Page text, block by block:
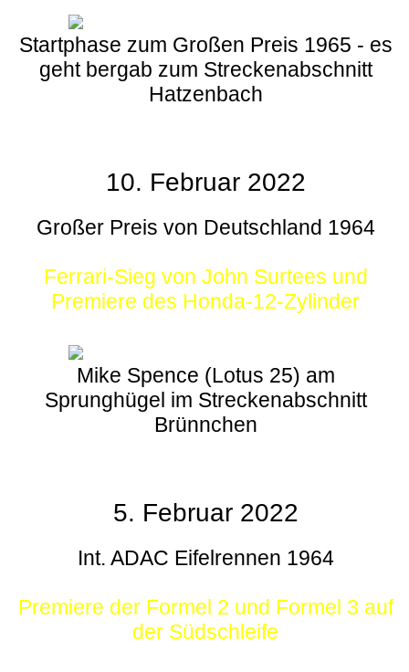
Startphase zum Großen Preis 1965 - es
geht bergab zum Streckenabschnitt
Hatzenbach
10. Februar 2022
Großer Preis von Deutschland 1964
Ferrari-Sieg von John Surtees und
Premiere des Honda-12-Zylinder
Mike Spence (Lotus 25) am
Sprunghügel im Streckenabschnitt
Brünnchen
5. Februar 2022
Int. ADAC Eifelrennen 1964
Premiere der Formel 2 und Formel 3 auf
der Südschleife